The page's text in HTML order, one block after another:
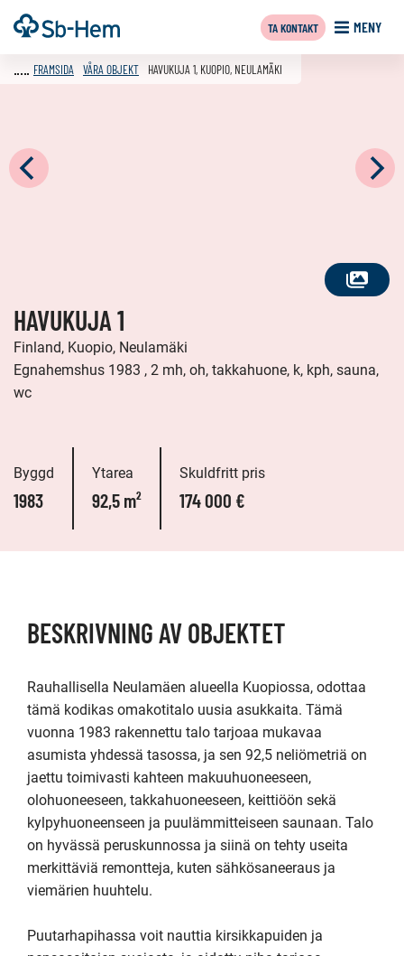
Till
innehållet
Framsida MENY
TA KONTAKT
SE
FRAMSIDA VÅRA OBJEKT HAVUKUJA 1, KUOPIO, NEULAMÄKI
HAVUKUJA 1
Finland, Kuopio, Neulamäki
Egnahemshus 1983 , 2 mh, oh, takkahuone, k, kph, sauna,
wc
Byggd
1983
Ytarea
92,5 m²
Skuldfritt pris
174 000 €
BESKRIVNING AV OBJEKTET
Rauhallisella Neulamäen alueella Kuopiossa, odottaa
tämä kodikas omakotitalo uusia asukkaita. Tämä
vuonna 1983 rakennettu talo tarjoaa mukavaa
asumista yhdessä tasossa, ja sen 92,5 neliömetriä on
jaettu toimivasti kahteen makuuhuoneeseen,
olohuoneeseen, takkahuoneeseen, keittiöön sekä
kylpyhuoneenseen ja puulämmitteiseen saunaan. Talo
on hyvässä peruskunnossa ja siinä on tehty useita
merkittäviä remontteja, kuten sähkösaneeraus ja
viemärien huuhtelu.
Puutarhapihassa voit nauttia kirsikkapuiden ja